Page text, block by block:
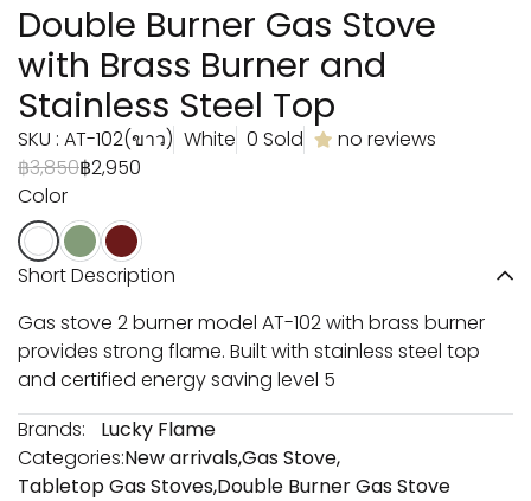
Double Burner Gas Stove
with Brass Burner and
Stainless Steel Top
SKU : AT-102(ขาว) White 0 Sold
no reviews
฿3,850฿2,950
Color
Short Description
Gas stove 2 burner model AT-102 with brass burner
provides strong flame. Built with stainless steel top
and certified energy saving level 5
Brands:
Lucky Flame
Categories:New arrivals,Gas Stove,
Tabletop Gas Stoves,Double Burner Gas Stove